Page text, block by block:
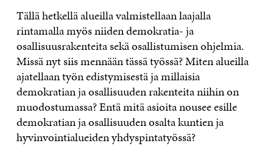
Tällä hetkellä alueilla valmistellaan laajalla
rintamalla myös niiden demokratia- ja
osallisuusrakenteita sekä osallistumisen ohjelmia.
Missä nyt siis mennään tässä työssä? Miten alueilla
ajatellaan työn edistymisestä ja millaisia
demokratian ja osallisuuden rakenteita niihin on
muodostumassa? Entä mitä asioita nousee esille
demokratian ja osallisuuden osalta kuntien ja
hyvinvointialueiden yhdyspintatyössä?